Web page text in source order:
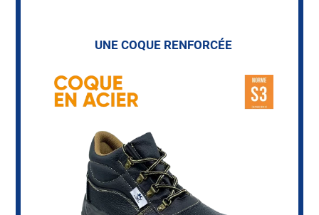
UNE COQUE RENFORCÉE